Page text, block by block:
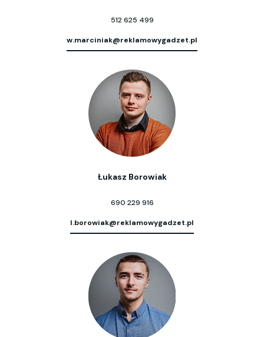
512 625 499
w.marciniak@reklamowygadzet.pl
Łukasz Borowiak
690 229 916
l.borowiak@reklamowygadzet.pl